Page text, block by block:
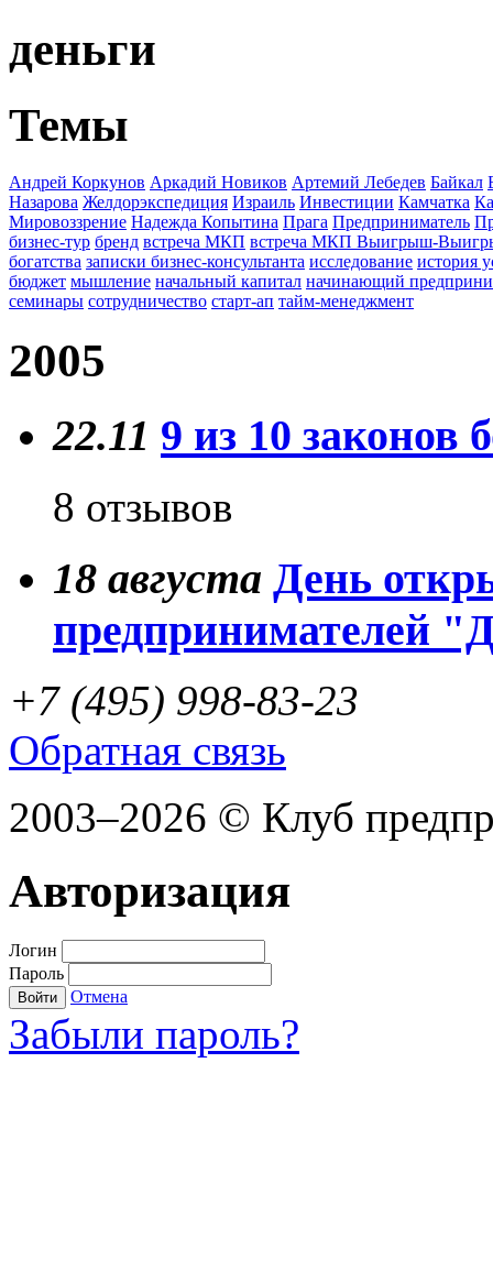
деньги
Темы
Андрей Коркунов Аркадий Новиков Артемий Лебедев Байкал
Назарова Желдорэкспедиция Израиль Инвестиции Камчатка
Мировоззрение Надежда Копытина Прага Предприниматель
бизнес-тур бренд встреча МКП встреча МКП Выигрыш-
богатства записки бизнес-консультанта исследование история
бюджет мышление начальный капитал начинающий
семинары сотрудничество старт-ап тайм-менеджмент
2005
22.11 9 из 10 законов
8 отзывов
18 августа День
предпринимателей
+7 (495) 998-83-23
Обратная связь
2003–2026 © Клуб
Авторизация
Логин
Пароль
Войти Отмена
Забыли пароль?